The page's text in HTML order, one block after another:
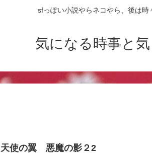
sfっぽい小説やらネコやら、後は時
気になる時事と
天使の翼 悪魔の影２2